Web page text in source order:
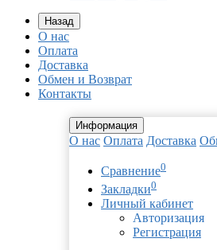
Назад
О нас
Оплата
Доставка
Обмен и Возврат
Контакты
Информация
О нас Оплата Доставка
Сравнение0
Закладки0
Личный кабинет
Авторизация
Регистрация